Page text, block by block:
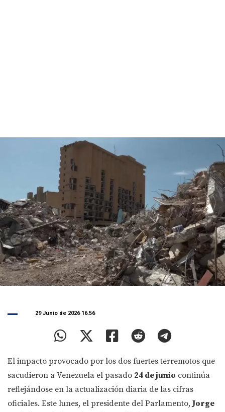
29 Junio de 2026 16.56
El impacto provocado por los dos fuertes terremotos que
sacudieron a Venezuela el pasado 24 de junio continúa
reflejándose en la actualización diaria de las cifras
oficiales. Este lunes, el presidente del Parlamento,Jorge